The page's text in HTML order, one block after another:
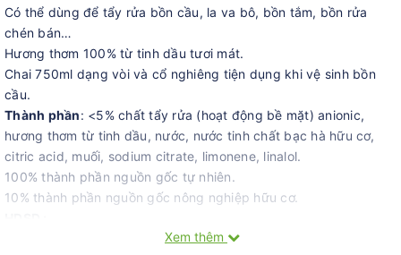
Có thể dùng để tẩy rửa bồn cầu, la va bô, bồn tắm, bồn rửa
chén bán…
Hương thơm 100% từ tinh dầu tươi mát.
Chai 750ml dạng vòi và cổ nghiêng tiện dụng khi vệ sinh bồn
cầu.
Thành phần: <5% chất tẩy rửa (hoạt động bề mặt) anionic,
hương thơm từ tinh dầu, nước, nước tinh chất bạc hà hữu cơ,
citric acid, muối, sodium citrate, limonene, linalol.
100% thành phần nguồn gốc tự nhiên.
10% thành phần nguồn gốc nông nghiệp hữu cơ.
- Lắc đều trước khi sử dụngXem thêm